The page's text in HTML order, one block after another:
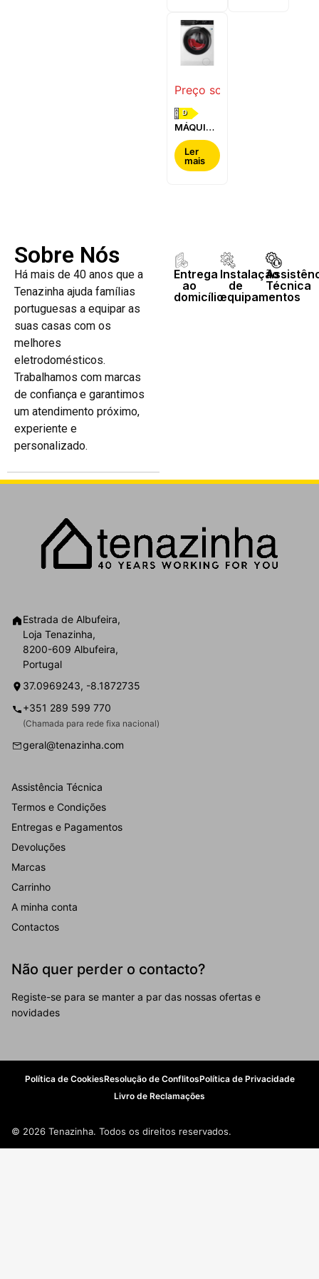
Preço sob consulta
D
MÁQUINA
DE LAVAR
E SECAR
ROUPA
AEG -
Ler
mais
Sobre Nós
Há mais de 40 anos que a
Tenazinha ajuda famílias
portuguesas a equipar as
suas casas com os
melhores
eletrodomésticos.
Trabalhamos com marcas
de confiança e garantimos
um atendimento próximo,
experiente e
personalizado.
Entrega
ao
domicílio
Instalação
de
equipamentos
Técnica
Estrada de Albufeira,
Loja Tenazinha,
8200-609 Albufeira,
Portugal
37.0969243, -8.1872735
+351 289 599 770
(Chamada para rede fixa nacional)
geral@tenazinha.com
Assistência Técnica
Termos e Condições
Entregas e Pagamentos
Devoluções
Marcas
Carrinho
A minha conta
Contactos
Não quer perder o contacto?
Registe-se para se manter a par das nossas ofertas e
novidades
Política de CookiesResolução de ConflitosPolítica de Privacidade
Livro de Reclamações
© 2026 Tenazinha. Todos os direitos reservados.